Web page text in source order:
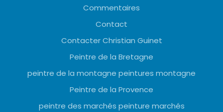
Commentaires
Contact
Contacter Christian Guinet
Peintre de la Bretagne
peintre de la montagne peintures montagne
Peintre de la Provence
peintre des marchés peinture marchés